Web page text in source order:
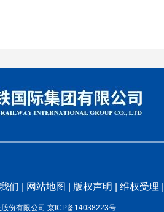
们 | 网站地图 | 版权声明 | 维权受理 |
份有限公司 京ICP备14038223号